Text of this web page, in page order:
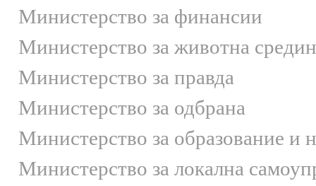
Министерство за финансии
Министерство за животна
Министерство за правда
Министерство за одбрана
Министерство за образование и
Министерство за локална